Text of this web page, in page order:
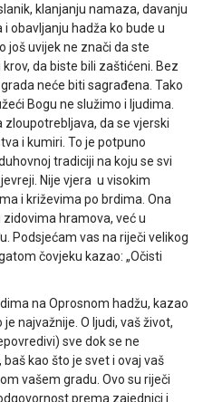
klanjanju namaza, davanju
obavljanju hadža ko bude u
još uvijek ne znači da ste
da biste bili zaštićeni. Bez
neće biti sagrađena. Tako
Bogu ne služimo i ljudima.
zloupotrebljava, da se vjerski
i kumiri. To je potpuno
tradiciji na koju se svi
Nije vjera u visokim
i križevima po brdima. Ona
hramova, već u
Podsjećam vas na riječi velikog
čovjeku kazao: „Očisti
na Oprosnom hadžu, kazao
najvažnije. O ljudi, vaš život,
sve dok se ne
kao što je svet i ovaj vaš
vašem gradu. Ovo su riječi
prema zajednici i